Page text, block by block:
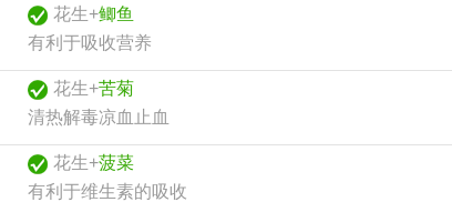
花生+鲫鱼
有利于吸收营养
花生+苦菊
清热解毒凉血止血
花生+菠菜
有利于维生素的吸收